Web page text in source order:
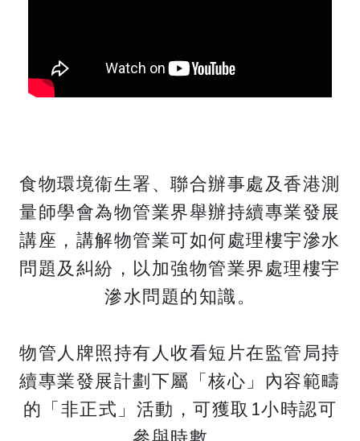
食物環境衞生署、聯合辦事處及香港測
量師學會為物管業界舉辦持續專業發展
講座，講解物管業可如何處理樓宇滲水
問題及糾紛，以加強物管業界處理樓宇
滲水問題的知識。
物管人牌照持有人收看短片在監管局持
續專業發展計劃下屬「核心」內容範疇
的「非正式」活動，可獲取1小時認可